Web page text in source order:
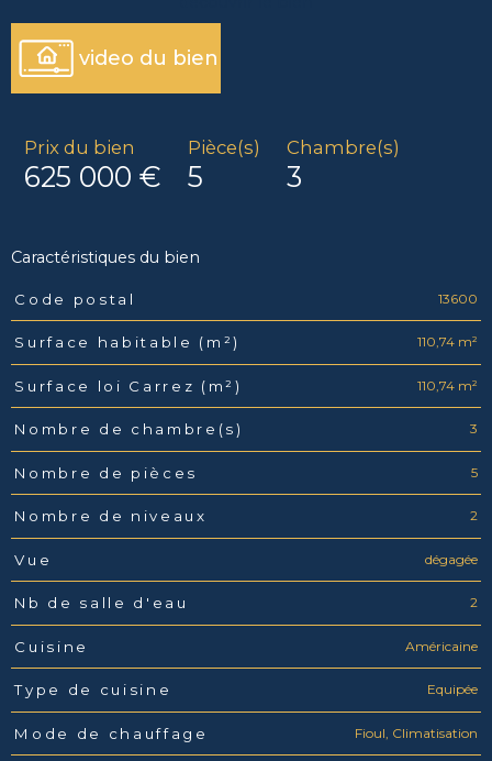
video du bien
Prix du bien
625 000 €
Pièce(s)
5
Chambre(s)
3
Caractéristiques du bien
Caractéristiques Valeurs
Code postal 13600
Surface habitable (m²) 110,74 m²
Surface loi Carrez (m²) 110,74 m²
Nombre de chambre(s) 3
Nombre de pièces 5
Nombre de niveaux 2
Vue dégagée
Nb de salle d'eau 2
Cuisine Américaine
Type de cuisine Equipée
Mode de chauffage Fioul, Climatisation